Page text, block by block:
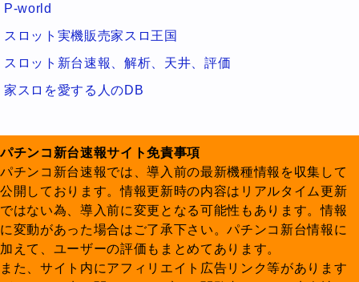
P-world
スロット実機販売家スロ王国
スロット新台速報、解析、天井、評価
家スロを愛する人のDB
パチンコ新台速報サイト免責事項
パチンコ新台速報では、導入前の最新機種情報を収集して
公開しております。情報更新時の内容はリアルタイム更新
ではない為、導入前に変更となる可能性もあります。情報
に変動があった場合はご了承下さい。パチンコ新台情報に
加えて、ユーザーの評価もまとめてあります。
また、サイト内にアフィリエイト広告リンク等があります